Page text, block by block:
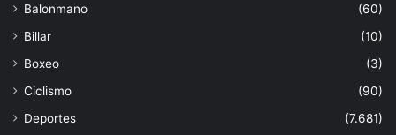
Balonmano
(60)
Billar
(10)
Boxeo
(3)
Ciclismo
(90)
Deportes
(7.681)